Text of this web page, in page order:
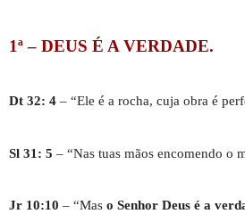
1ª – DEUS É A VERDADE.
Dt 32: 4 – “Ele é a rocha, cuja obra é
Sl 31: 5 – “Nas tuas mãos encomendo o
Jr 10:10 – “Mas o Senhor Deus é a